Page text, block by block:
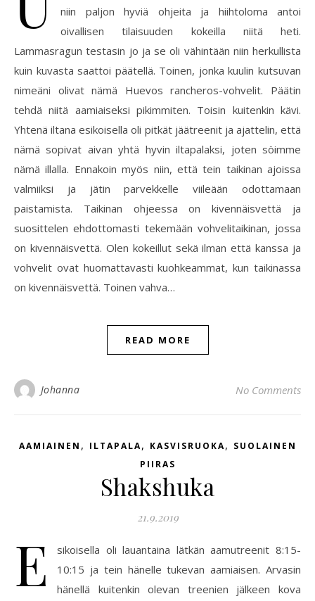
niin paljon hyviä ohjeita ja hiihtoloma antoi
oivallisen tilaisuuden kokeilla niitä heti.
Lammasragun testasin jo ja se oli vähintään niin herkullista
kuin kuvasta saattoi päätellä. Toinen, jonka kuulin kutsuvan
nimeäni olivat nämä Huevos rancheros-vohvelit. Päätin
tehdä niitä aamiaiseksi pikimmiten. Toisin kuitenkin kävi.
Yhtenä iltana esikoisella oli pitkät jäätreenit ja ajattelin, että
nämä sopivat aivan yhtä hyvin iltapalaksi, joten söimme
nämä illalla. Ennakoin myös niin, että tein taikinan ajoissa
valmiiksi ja jätin parvekkelle viileään odottamaan
paistamista. Taikinan ohjeessa on kivennäisvettä ja
suosittelen ehdottomasti tekemään vohvelitaikinan, jossa
on kivennäisvettä. Olen kokeillut sekä ilman että kanssa ja
vohvelit ovat huomattavasti kuohkeammat, kun taikinassa
on kivennäisvettä. Toinen vahva…
READ MORE
Johanna No Comments
AAMIAINEN , ILTAPALA, KASVISRUOKA, SUOLAINEN
PIIRAS
Shakshuka
21.9.2019
E
sikoisella oli lauantaina lätkän aamutreenit 8:15-
10:15 ja tein hänelle tukevan aamiaisen. Arvasin
hänellä kuitenkin olevan treenien jälkeen kova